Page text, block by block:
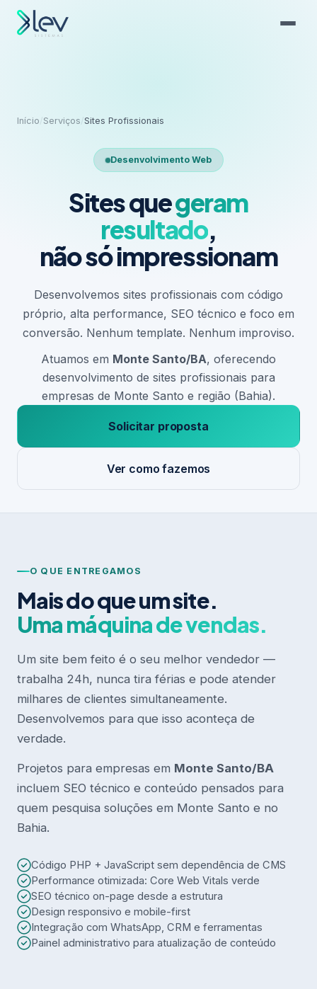
Início Serviços Sites Profissionais
Desenvolvimento Web
Sites quegeram
resultado,
não só impressionam
Desenvolvemos sites profissionais com código
próprio, alta performance, SEO técnico e foco em
conversão. Nenhum template. Nenhum improviso.
Atuamos em Monte Santo/BA, oferecendo
desenvolvimento de sites profissionais para
empresas de Monte Santo e região (Bahia).
Solicitar proposta
Ver como fazemos
O QUE ENTREGAMOS
Mais do que um site.
Uma máquina de vendas.
Um site bem feito é o seu melhor vendedor —
trabalha 24h, nunca tira férias e pode atender
milhares de clientes simultaneamente.
Desenvolvemos para que isso aconteça de
verdade.
Projetos para empresas em Monte Santo/BA
incluem SEO técnico e conteúdo pensados para
quem pesquisa soluções em Monte Santo e no
Bahia.
Código PHP + JavaScript sem dependência de CMS
Performance otimizada: Core Web Vitals verde
SEO técnico on-page desde a estrutura
Design responsivo e mobile-first
Integração com WhatsApp, CRM e ferramentas
Painel administrativo para atualização de conteúdo